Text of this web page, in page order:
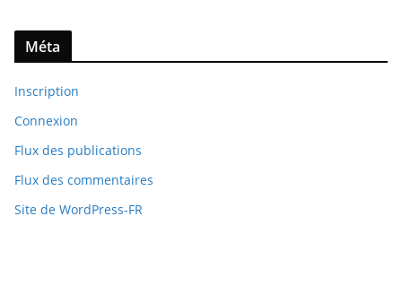
Méta
Inscription
Connexion
Flux des publications
Flux des commentaires
Site de WordPress-FR